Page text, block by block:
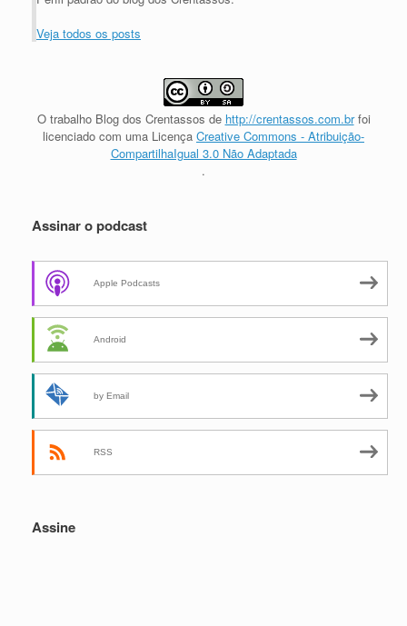
Veja todos os posts
O trabalho Blog dos Crentassos de http://crentassos.com.brfoi
licenciado com uma Licença Creative Commons - Atribuição-
CompartilhaIgual 3.0 Não Adaptada
.
Assinar o podcast
Apple Podcasts
Android
by Email
RSS
Assine